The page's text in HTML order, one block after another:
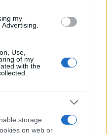
my
Use,
of my
with the
storage
on web or
Il governo ha una
deve trattare. Siamo di
Un’infamia.
di quel Paese sono
e PAESI e per essi